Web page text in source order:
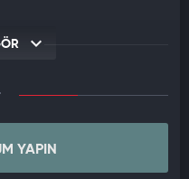
milyar 518 milyon 267 bine
bazda yüzde 10,4
YAPIN